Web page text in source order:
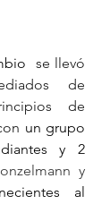
se llevó
de
de
un grupo
y 2
y